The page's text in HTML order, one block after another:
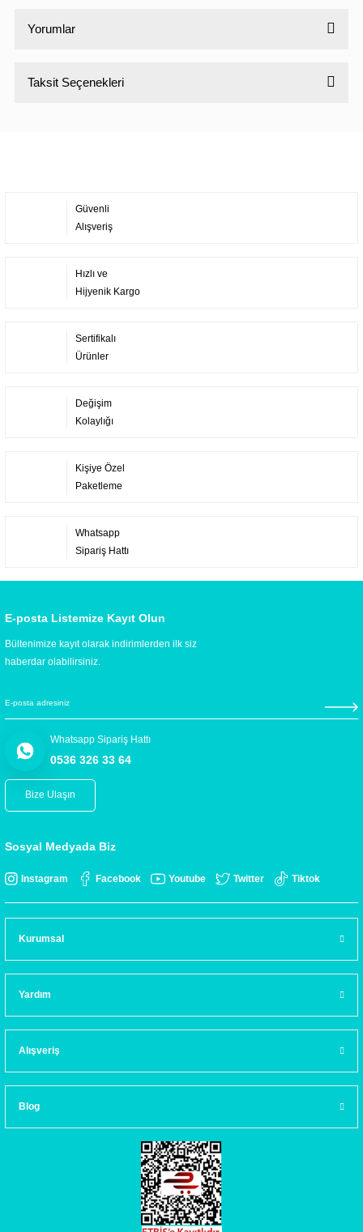
Yorumlar
Taksit Seçenekleri
Güvenli
Alışveriş
Hızlı ve
Hijyenik Kargo
Sertifikalı
Ürünler
Değişim
Kolaylığı
Kişiye Özel
Paketleme
Whatsapp
Sipariş Hattı
E-posta Listemize Kayıt Olun
Bültenimize kayıt olarak indirimlerden ilk siz
haberdar olabilirsiniz.
Whatsapp Sipariş Hattı
0536 326 33 64
Bize Ulaşın
Sosyal Medyada Biz
Instagram Facebook Youtube Twitter Tiktok
Kurumsal
Yardım
Alışveriş
Blog